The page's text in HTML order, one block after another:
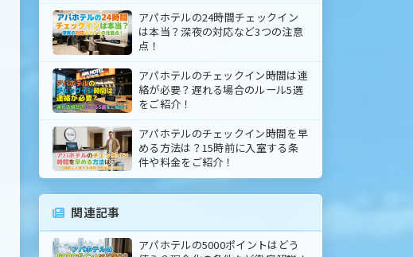
アパホテルの24時間チェックイン
は本当？深夜の対応など3つの注意
点！
アパホテルのチェックイン時間は連
絡が必要？遅れる場合のルール5選
をご紹介！
アパホテルのチェックイン時間を早
める方法は？15時前に入室する条
件や料金をご紹介！
関連記事
アパホテルの5000ポイントはどう